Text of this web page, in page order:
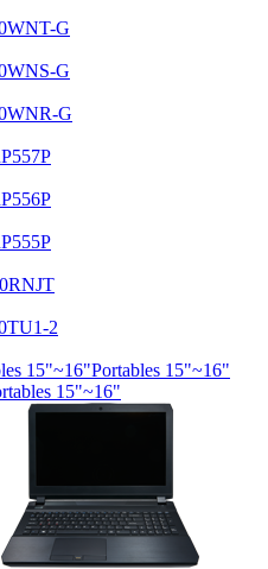
G
G
G
2
Portables 15"~16"
15"~16"